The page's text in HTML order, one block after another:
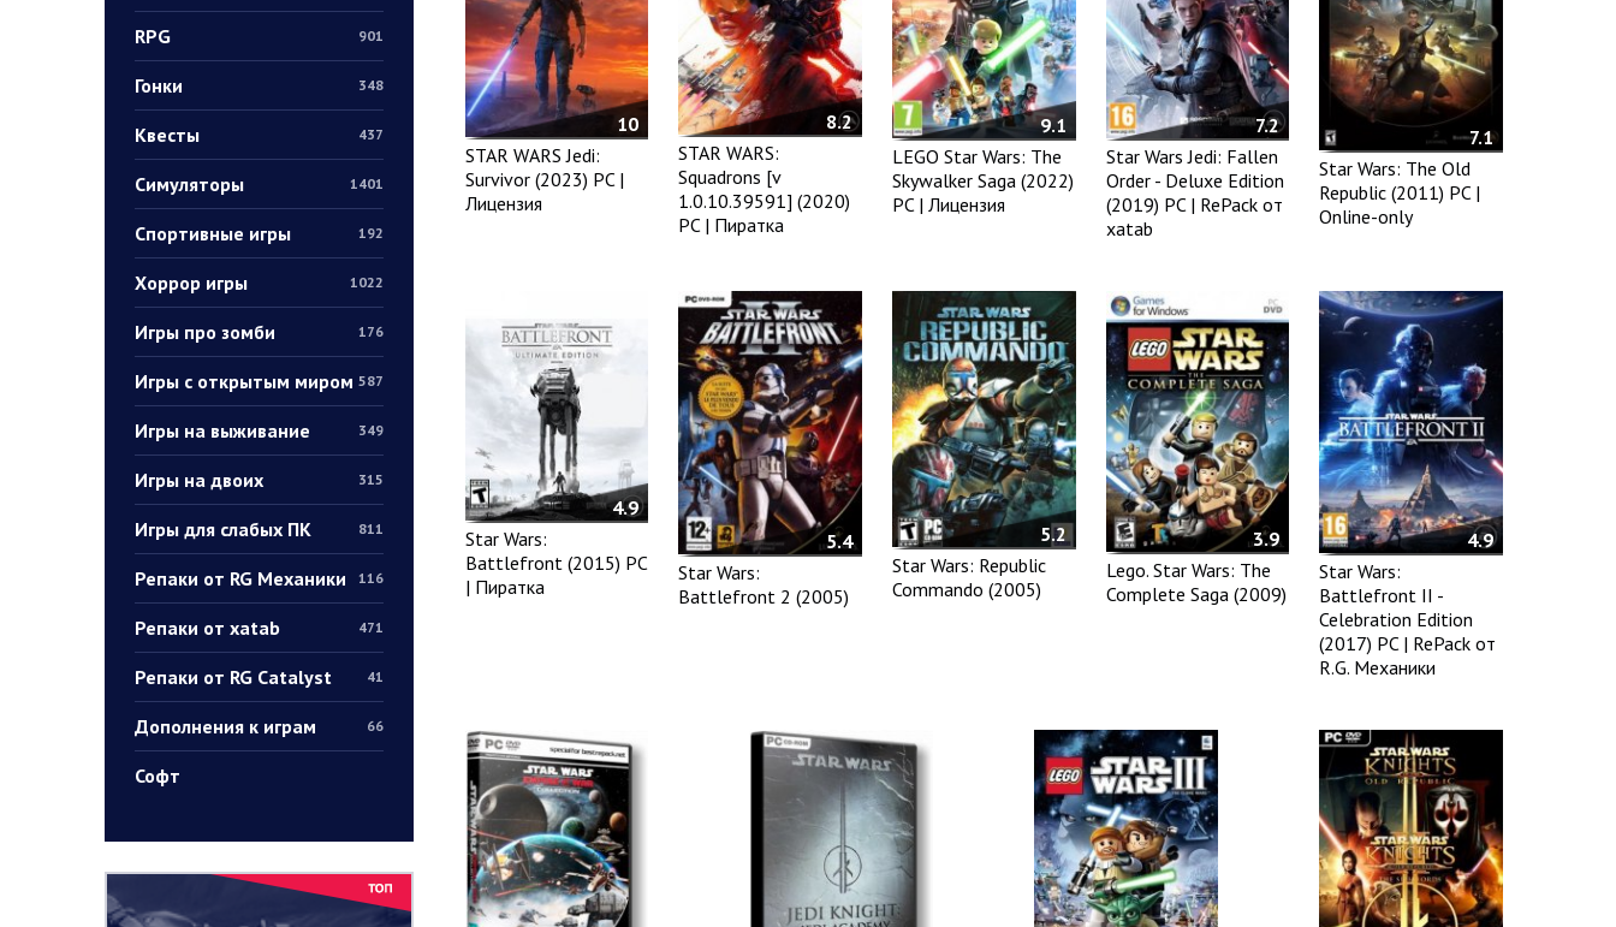
RPG 901
Гонки 348
Квесты 437
Симуляторы 1401
Спортивные игры 192
Хоррор игры 1022
Игры про зомби 176
Игры с открытым миром 587
Игры на выживание 349
Игры на двоих 315
Игры для слабых ПК 811
Репаки от RG Механики 116
Репаки от xatab 471
Репаки от RG Catalyst 41
Дополнения к играм 66
Софт
10
STAR WARS Jedi:
Survivor (2023) PC |
Лицензия
8.2
STAR WARS:
Squadrons [v
1.0.10.39591] (2020)
PC | Пиратка
9.1
LEGO Star Wars: The
Skywalker Saga (2022)
PC | Лицензия
7.2
Star Wars Jedi: Fallen
Order - Deluxe Edition
(2019) PC | RePack от
xatab
7.1
Star Wars: The Old
Republic (2011) PC |
Online-only
4.9
Star Wars:
Battlefront (2015) PC
| Пиратка
5.4
Star Wars:
Battlefront 2 (2005)
5.2
Star Wars: Republic
Commando (2005)
3.9
Lego. Star Wars: The
Complete Saga (2009)
4.9
Star Wars:
Battlefront II -
Celebration Edition
(2017) PC | RePack от
R.G. Механики